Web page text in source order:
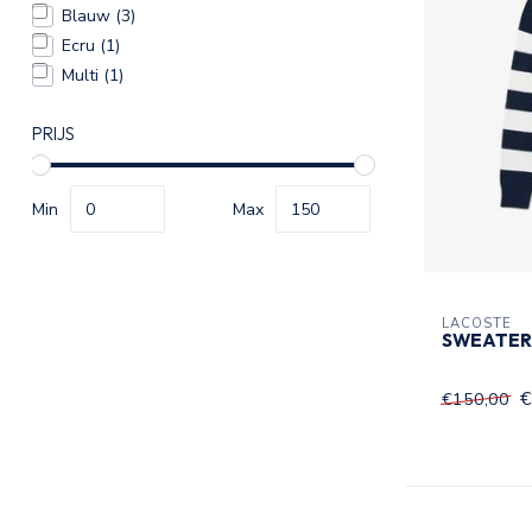
Blauw (3)
Ecru (1)
Multi (1)
PRIJS
Min Max
LACOSTE
€150,00